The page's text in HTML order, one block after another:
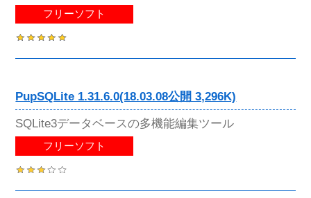
フリーソフト
PupSQLite 1.31.6.0(18.03.08公開 3,296K)
SQLite3データベースの多機能編集ツール
フリーソフト